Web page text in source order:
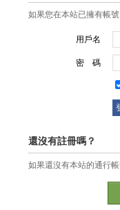
如果您在本站已擁有帳
用戶名
密 碼
還沒有註冊嗎？
如果還沒有本站的通行